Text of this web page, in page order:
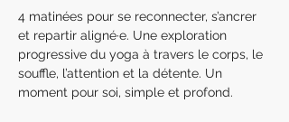
4 matinées pour se reconnecter, s’ancrer
et repartir aligné·e. Une exploration
progressive du yoga à travers le corps, le
souffle, l’attention et la détente. Un
moment pour soi, simple et profond.